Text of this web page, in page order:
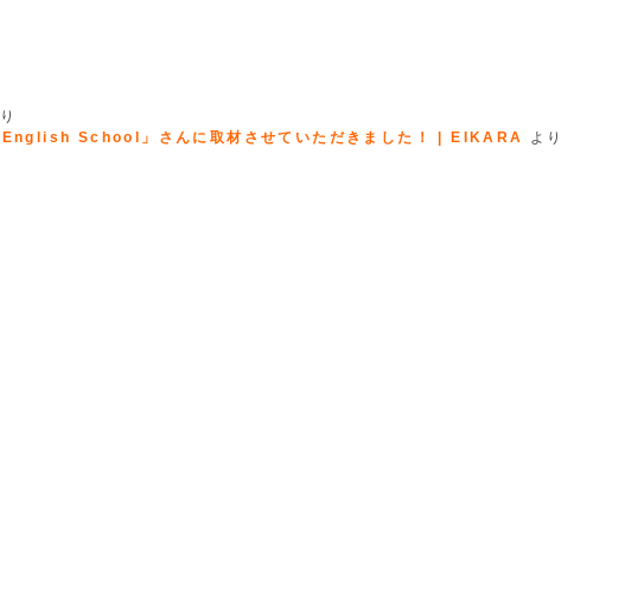
English School」さんに取材させていただきました！ | EIKARA より